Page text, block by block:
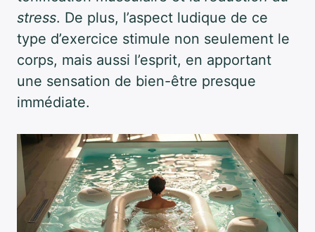
stress. De plus, l’aspect ludique de ce
type d’exercice stimule non seulement le
corps, mais aussi l’esprit, en apportant
une sensation de bien-être presque
immédiate.